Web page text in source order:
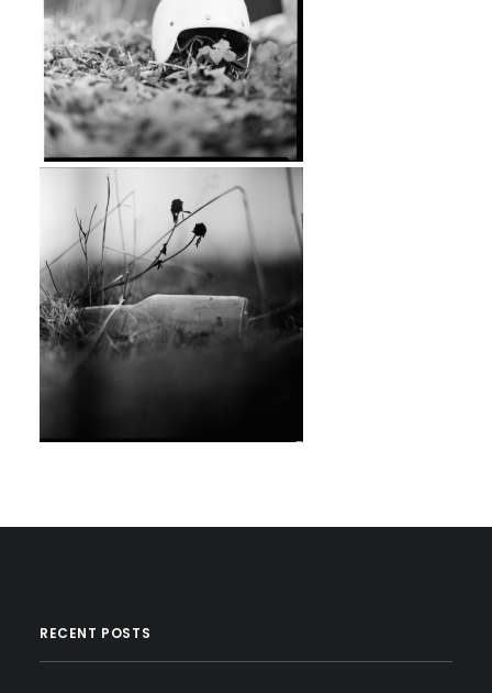
RECENT POSTS